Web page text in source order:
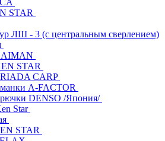
STAR
ЛШ - 3 (с центральным сверлением)
STAR
CARP
A-FACTOR
DENSO /Япония/
Star
STAR